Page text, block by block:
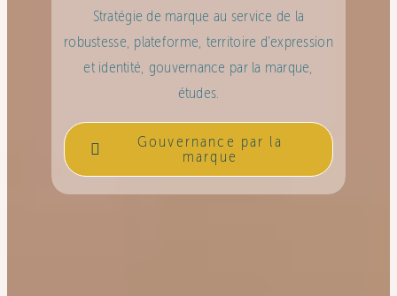
Stratégie de marque au service de la
robustesse, plateforme, territoire d’expression
et identité, gouvernance par la marque,
études.
Gouvernance par la
marque